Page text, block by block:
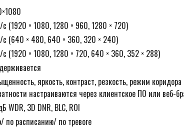
с (1920 × 1080, 1280 × 960, 1280 × 720)
с (640 × 480, 640 × 360, 320 × 240)
с (1920 × 1080, 1280 × 720, 640 × 360, 352 × 288)
яркость, контраст, резкость, режим
настраиваются через клиентское ПО или веб-
WDR, 3D DNR, BLC, ROI
по расписанию/ по тревоге